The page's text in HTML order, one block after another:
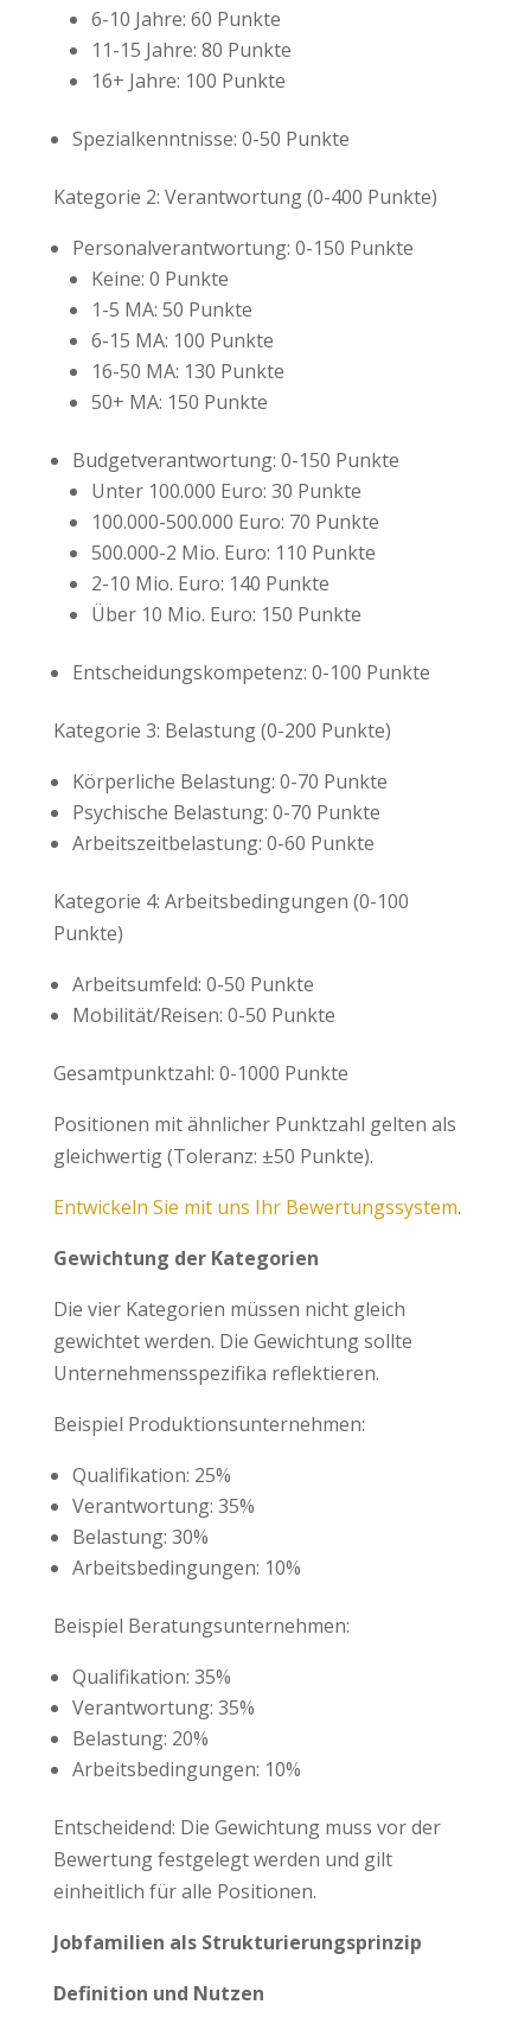
6-10 Jahre: 60 Punkte
11-15 Jahre: 80 Punkte
16+ Jahre: 100 Punkte
Spezialkenntnisse: 0-50 Punkte
Kategorie 2: Verantwortung (0-400 Punkte)
Personalverantwortung: 0-150 Punkte
Keine: 0 Punkte
1-5 MA: 50 Punkte
6-15 MA: 100 Punkte
16-50 MA: 130 Punkte
50+ MA: 150 Punkte
Budgetverantwortung: 0-150 Punkte
Unter 100.000 Euro: 30 Punkte
100.000-500.000 Euro: 70 Punkte
500.000-2 Mio. Euro: 110 Punkte
2-10 Mio. Euro: 140 Punkte
Über 10 Mio. Euro: 150 Punkte
Entscheidungskompetenz: 0-100 Punkte
Kategorie 3: Belastung (0-200 Punkte)
Körperliche Belastung: 0-70 Punkte
Psychische Belastung: 0-70 Punkte
Arbeitszeitbelastung: 0-60 Punkte
Kategorie 4: Arbeitsbedingungen (0-100
Punkte)
Arbeitsumfeld: 0-50 Punkte
Mobilität/Reisen: 0-50 Punkte
Gesamtpunktzahl: 0-1000 Punkte
Positionen mit ähnlicher Punktzahl gelten als
gleichwertig (Toleranz: ±50 Punkte).
Entwickeln Sie mit uns Ihr Bewertungssystem.
Gewichtung der Kategorien
Die vier Kategorien müssen nicht gleich
gewichtet werden. Die Gewichtung sollte
Unternehmensspezifika reflektieren.
Beispiel Produktionsunternehmen:
Qualifikation: 25%
Verantwortung: 35%
Belastung: 30%
Arbeitsbedingungen: 10%
Beispiel Beratungsunternehmen:
Qualifikation: 35%
Verantwortung: 35%
Belastung: 20%
Arbeitsbedingungen: 10%
Entscheidend: Die Gewichtung muss vor der
Bewertung festgelegt werden und gilt
einheitlich für alle Positionen.
Jobfamilien als Strukturierungsprinzip
Definition und Nutzen